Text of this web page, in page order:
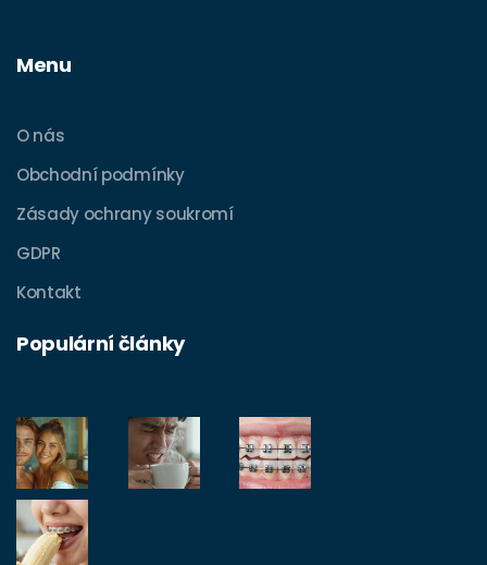
Menu
O nás
Obchodní podmínky
Zásady ochrany soukromí
GDPR
Kontakt
Populární články